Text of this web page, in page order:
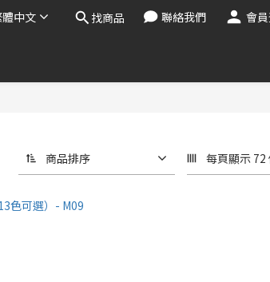
體中文 找商品 聯絡我們 會
商品排序 每頁顯示 72